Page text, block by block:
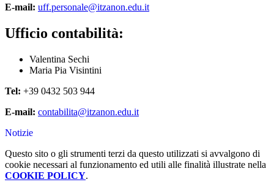
E-mail: uff.personale@itzanon.edu.it
Ufficio contabilità:
Valentina Sechi
Maria Pia Visintini
Tel: +39 0432 503 944
E-mail: contabilita@itzanon.edu.it
Notizie
Questo sito o gli strumenti terzi da questo utilizzati si avvalgono di
cookie necessari al funzionamento ed utili alle finalità illustrate nella
COOKIE POLICY.